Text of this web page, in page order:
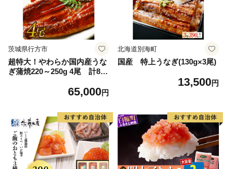
茨城県行方市
超特大！やわらか国内産うな
ぎ蒲焼220～250g 4尾 計880
城県 行方市(AD-93-1)65,000円
北海道別海町
国産 特上うなぎ(130g×3尾)
13,500円